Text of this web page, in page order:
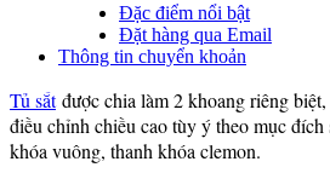
Đặc điểm nổi bật
Đặt hàng qua Email
Thông tin chuyển khoản
Tủ sắtđược chia làm 2 khoang riêng
điều chỉnh chiều cao tùy ý theo mục đích
khóa vuông, thanh khóa clemon.